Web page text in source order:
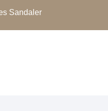
Sandaler